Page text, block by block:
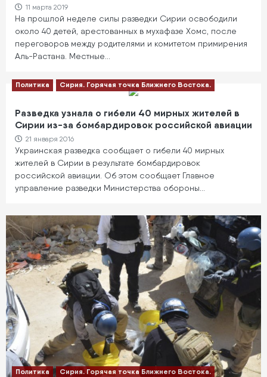
11 марта 2019
На прошлой неделе силы разведки Сирии освободили
около 40 детей, арестованных в мухафазе Хомс, после
переговоров между родителями и комитетом примирения
Аль-Растана. Местные…
Политика Сирия. Горячая точка Ближнего Востока.
Разведка узнала о гибели 40 мирных жителей в
Сирии из-за бомбардировок российской авиации
21 января 2016
Украинская разведка сообщает о гибели 40 мирных
жителей в Сирии в результате бомбардировок
российской авиации. Об этом сообщает Главное
управление разведки Министерства обороны…
Политика Сирия. Горячая точка Ближнего Востока.